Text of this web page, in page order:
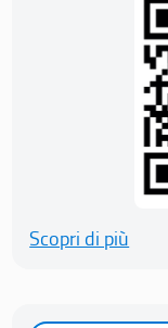
Scopri di più